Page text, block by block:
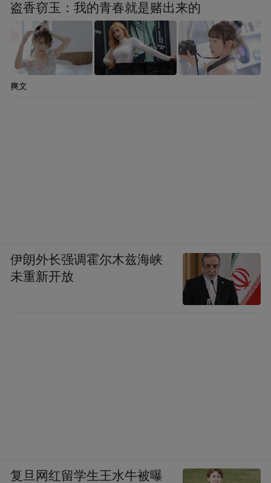
盗香窃玉：我的青春就是赌出来的
爽文
伊朗外长强调霍尔木兹海峡
未重新开放
复旦网红留学生王水牛被曝